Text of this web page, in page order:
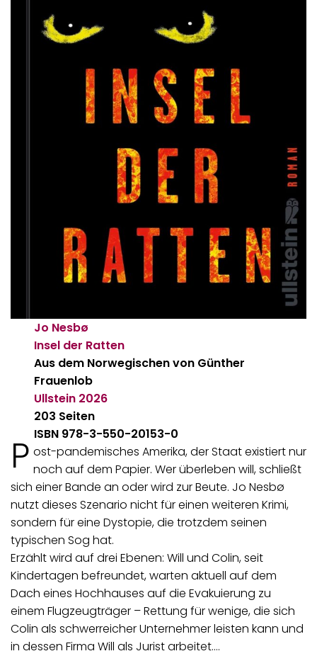
Jo Nesbø
Insel der Ratten
Aus dem Norwegischen von Günther
Frauenlob
Ullstein 2026
203 Seiten
ISBN 978-3-550-20153-0
P ost-pandemisches Amerika, der Staat existiert nur
noch auf dem Papier. Wer überleben will, schließt
sich einer Bande an oder wird zur Beute. Jo Nesbø
nutzt dieses Szenario nicht für einen weiteren Krimi,
sondern für eine Dystopie, die trotzdem seinen
typischen Sog hat.
Erzählt wird auf drei Ebenen: Will und Colin, seit
Kindertagen befreundet, warten aktuell auf dem
Dach eines Hochhauses auf die Evakuierung zu
einem Flugzeugträger – Rettung für wenige, die sich
Colin als schwerreicher Unternehmer leisten kann und
in dessen Firma Will als Jurist arbeitet.…